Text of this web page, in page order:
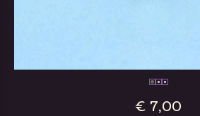
€ 7,00